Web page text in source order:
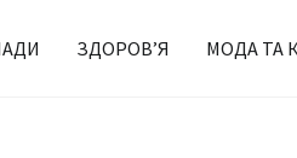
ЗДОРОВ’Я МОДА ТА